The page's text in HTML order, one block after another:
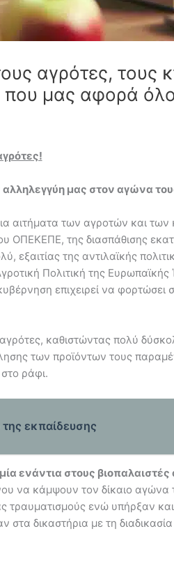
αγρότες, τους
που μας αφορά
μας στον αγώνα
αιτήματα των αγροτών και
ΟΠΕΚΕΠΕ, της διασπάθισης
της αντιλαϊκής
Πολιτική της
επιχειρεί να φορτώσει
καθιστώντας πολύ
των προϊόντων τους
ράφι.
εκπαίδευσης
ενάντια στους βιοπαλαιστές
να κάμψουν τον δίκαιο αγώνα
τραυματισμούς ενώ υπήρξαν
στα δικαστήρια με τη